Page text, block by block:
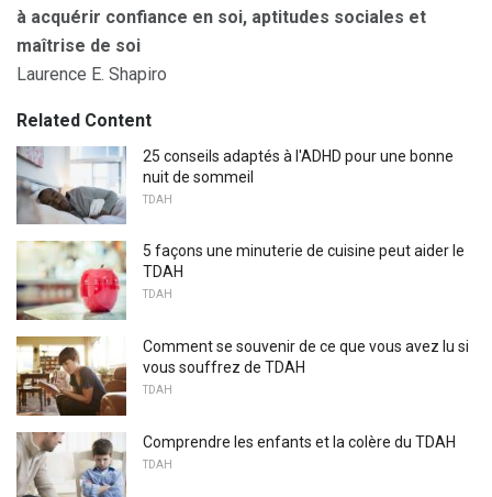
à acquérir confiance en soi, aptitudes sociales et
maîtrise de soi
Laurence E. Shapiro
Related Content
25 conseils adaptés à l'ADHD pour une bonne
nuit de sommeil
TDAH
5 façons une minuterie de cuisine peut aider le
TDAH
TDAH
Comment se souvenir de ce que vous avez lu si
vous souffrez de TDAH
TDAH
Comprendre les enfants et la colère du TDAH
TDAH